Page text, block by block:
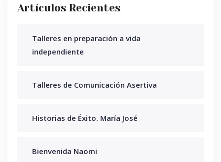
Artículos Recientes
Talleres en preparación a vida
independiente
Talleres de Comunicación Asertiva
Historias de Éxito. María José
Bienvenida Naomi